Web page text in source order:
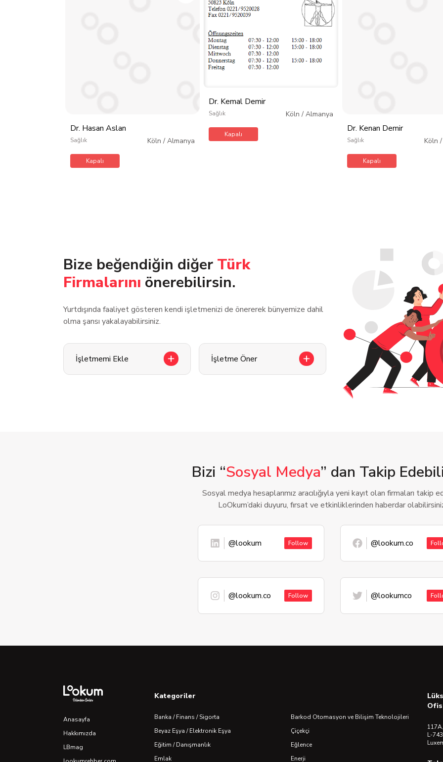
Dr. Hasan Aslan
Sağlık Köln / Almanya
Kapalı
Dr. Kemal Demir
Sağlık Köln / Almanya
Kapalı
Dr. Kenan Demir
Sağlık Köln /
Kapalı
Bize beğendiğin diğer Türk
Firmalarını önerebilirsin.
Yurtdışında faaliyet gösteren kendi işletmenizi de önererek bünyemize dahil
olma şansı yakalayabilirsiniz.
İşletmemi Ekle İşletme Öner
Bizi “Sosyal Medya” dan Takip
Sosyal medya hesaplarımız aracılığıyla yeni kayıt olan firmaları takip
LoOkum’daki duyuru, fırsat ve etkinliklerinden haberdar
@lookum Follow @lookum.co
@lookum.co Follow @lookumco
Anasayfa
Hakkımızda
LBmag
Kategoriler
Banka / Finans / Sigorta
Barkod Otomasyon ve Bilişim Teknolojileri
Beyaz Eşya / Elektronik Eşya
Çiçekçi
Eğitim / Danışmanlık
Eğlence
Emlak
Enerji
Ofis
L-